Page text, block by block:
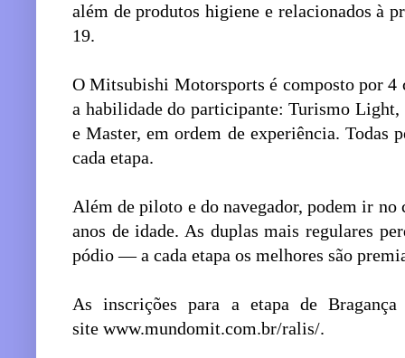
além de produtos higiene e relacionados à
19.
O Mitsubishi Motorsports é composto por 4
a habilidade do participante: Turismo
e Master, em ordem de experiência. Todas
cada etapa.
Além de piloto e do navegador, podem ir no
anos de idade. As duplas mais regulares
pódio ― a cada etapa os melhores são
As inscrições para a etapa de
site www.mundomit.com.br/ralis/.